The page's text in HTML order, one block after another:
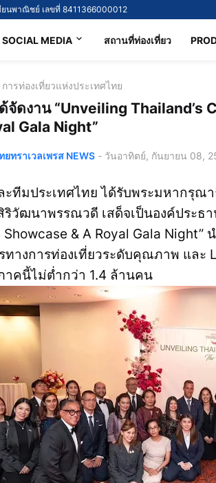
ยนพาณิชย์ เลขที่ 8411366000012
SOCIAL MEDIA สถานที่ท่องเที่ยว
การท่องเที่ยวแห่งประเทศไทย
จัดงาน “Unveiling Thailand’s
Gala Night”
ยทราเวลเพรส NEWS - วันอาทิตย์, กันยายน 08,
ะทีมประเทศไทย ได้รับพระมหากรุ
วัฒนาพรรณวดี เสด็จเป็นองค์ประธา
& A Royal Gala Night”
างการท่องเที่ยวระดับคุณภาพ และ
าคนี้ไม่ต่ำกว่า 1.4 ล้านคน